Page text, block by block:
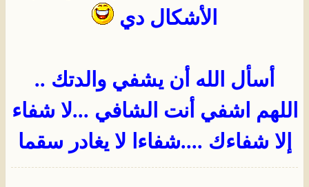
الأشكال دي
أسأل الله أن يشفي والدتك ..
اللهم اشفي أنت الشافي ...لا شفاء
إلا شفاءك ....شفاءا لا يغادر سقما